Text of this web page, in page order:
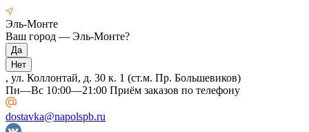
Эль-Монте
Ваш город — Эль-Монте?
, ул. Коллонтай, д. 30 к. 1 (ст.м. Пр. Большевиков)
Пн—Вс 10:00—21:00 Приём заказов по телефону
dostavka@napolspb.ru